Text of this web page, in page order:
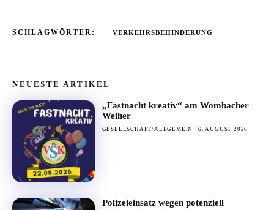
SCHLAGWÖRTER: VERKEHRSBEHINDERUNG
NEUESTE ARTIKEL
„Fastnacht kreativ“ am Wombacher
Weiher
GESELLSCHAFT/ALLGEMEIN 6. AUGUST 2026
Polizeieinsatz wegen potenziell